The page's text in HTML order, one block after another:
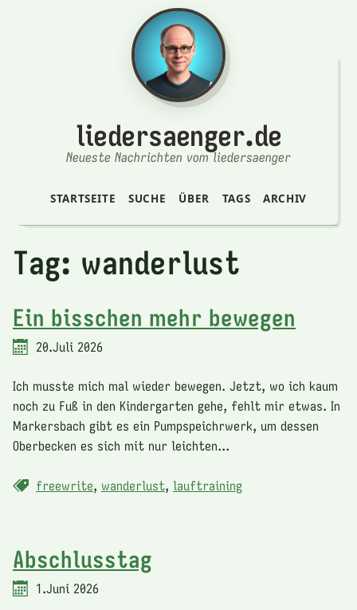
liedersaenger.de
Neueste Nachrichten vom liedersaenger
STARTSEITE SUCHE ÜBER TAGS ARCHIV
Tag: wanderlust
Ein bisschen mehr bewegen
20.Juli 2026
Ich musste mich mal wieder bewegen. Jetzt, wo ich kaum
noch zu Fuß in den Kindergarten gehe, fehlt mir etwas. In
Markersbach gibt es ein Pumpspeichrwerk, um dessen
Oberbecken es sich mit nur leichten...
freewrite, wanderlust, lauftraining
Abschlusstag
1.Juni 2026